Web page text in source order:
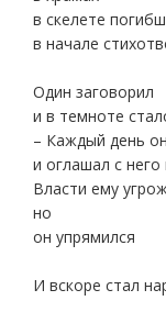
в скелете
в начале
Один заговорил
и в темноте
– Каждый день
и оглашал с
Власти ему
но
он упрямился
И вскоре стал